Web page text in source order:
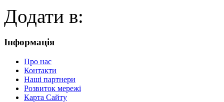
Додати в:
Інформація
Про нас
Контакти
Наші партнери
Розвиток мережі
Карта Сайту